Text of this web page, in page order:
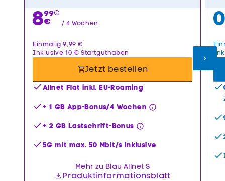
/ 4 Wochen
Einmalig 9,99 €
Inklusive 10 € Startguthaben
Jetzt bestellen
Allnet Flat inkl. EU-Roaming
+ 1 GB App-Bonus/4 Wochen
+ 2 GB Lastschrift-Bonus
5G mit max. 50 Mbit/s inklusive
Mehr zu Blau Allnet S
Produktinformationsblatt